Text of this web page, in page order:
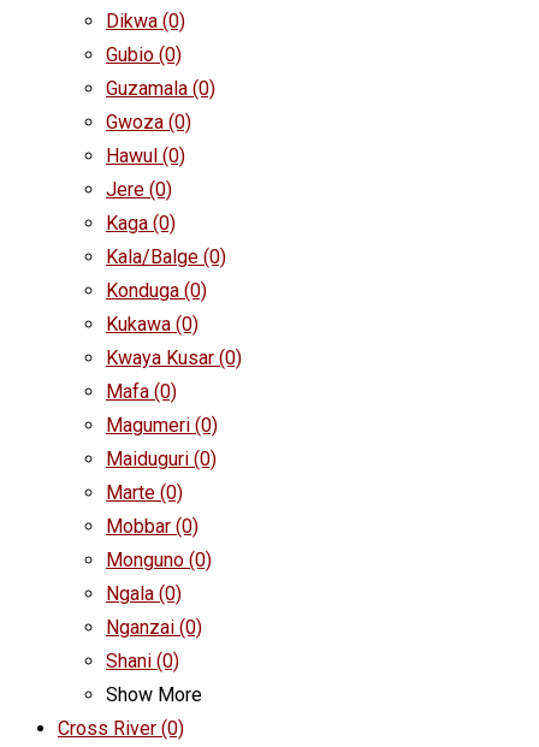
Dikwa (0)
Gubio (0)
Guzamala (0)
Gwoza (0)
Hawul (0)
Jere (0)
Kaga (0)
Kala/Balge (0)
Konduga (0)
Kukawa (0)
Kwaya Kusar (0)
Mafa (0)
Magumeri (0)
Maiduguri (0)
Marte (0)
Mobbar (0)
Monguno (0)
Ngala (0)
Nganzai (0)
Shani (0)
Show More
Cross River (0)